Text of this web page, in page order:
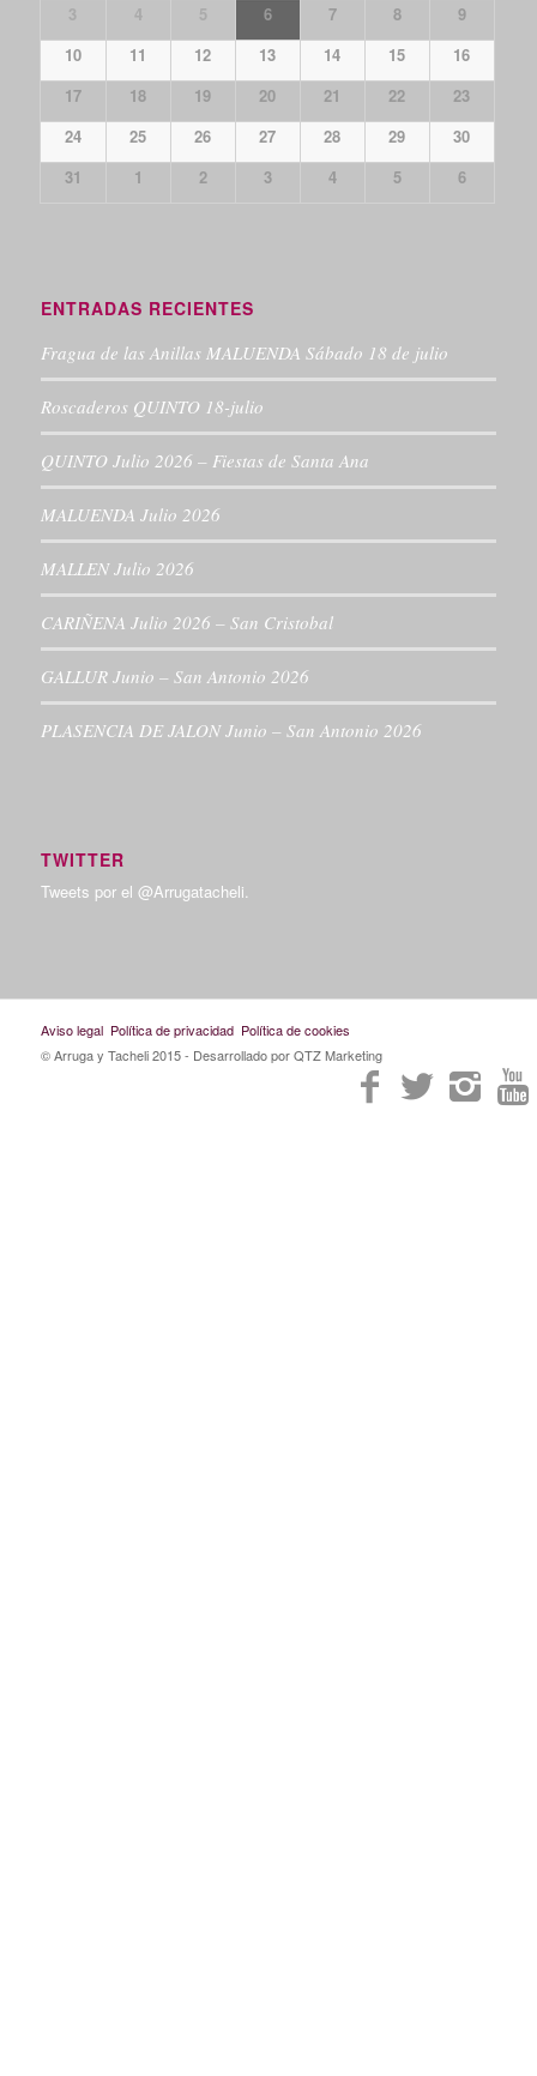
3
4 5 6 7 8
9
10
11 12 13 14 15
16
17
18 19 20 21 22
23
24
25 26 27 28 29
30
31
1 2 3 4 5 6
ENTRADAS RECIENTES
Fragua de las Anillas MALUENDA Sábado 18 de julio
Roscaderos QUINTO 18-julio
QUINTO Julio 2026 – Fiestas de Santa Ana
MALUENDA Julio 2026
MALLEN Julio 2026
CARIÑENA Julio 2026 – San Cristobal
GALLUR Junio – San Antonio 2026
PLASENCIA DE JALON Junio – San Antonio 2026
TWITTER
Tweets por el @Arrugatacheli.
Aviso legal Política de privacidad Política de cookies
© Arruga y Tacheli 2015- Desarrollado por QTZ Marketing